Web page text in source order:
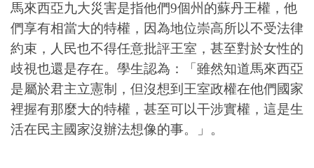
馬來西亞九大災害是指他們9個州的蘇丹王權，他
們享有相當大的特權，因為地位崇高所以不受法律
約束，人民也不得任意批評王室，甚至對於女性的
歧視也還是存在。學生認為：「雖然知道馬來西亞
是屬於君主立憲制，但沒想到王室政權在他們國家
裡握有那麼大的特權，甚至可以干涉實權，這是生
活在民主國家沒辦法想像的事。」。